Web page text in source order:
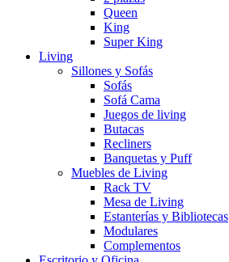
Queen
King
Super King
Living
Sillones y Sofás
Sofás
Sofá Cama
Juegos de living
Butacas
Recliners
Banquetas y Puff
Muebles de Living
Rack TV
Mesa de Living
Estanterías y Bibliotecas
Modulares
Complementos